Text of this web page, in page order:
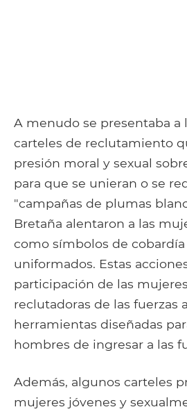
A menudo se presentaba a
carteles de reclutamiento
presión moral y sexual
para que se unieran o se
"campañas de plumas
Bretaña alentaron a las
como símbolos de
uniformados. Estas
participación de las
reclutadoras de las fuerzas
herramientas diseñadas
hombres de ingresar a las
Además, algunos carteles
mujeres jóvenes y